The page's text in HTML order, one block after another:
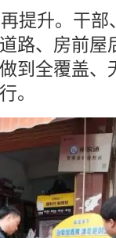
提升。干
路、房前屋
到全覆盖
。